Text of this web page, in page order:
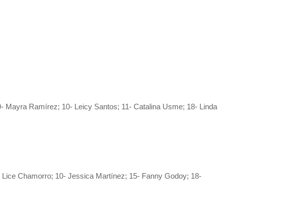
Mayra Ramírez; 10- Leicy Santos; 11- Catalina Usme; 18- Linda
Chamorro; 10- Jessica Martínez; 15- Fanny Godoy; 18-